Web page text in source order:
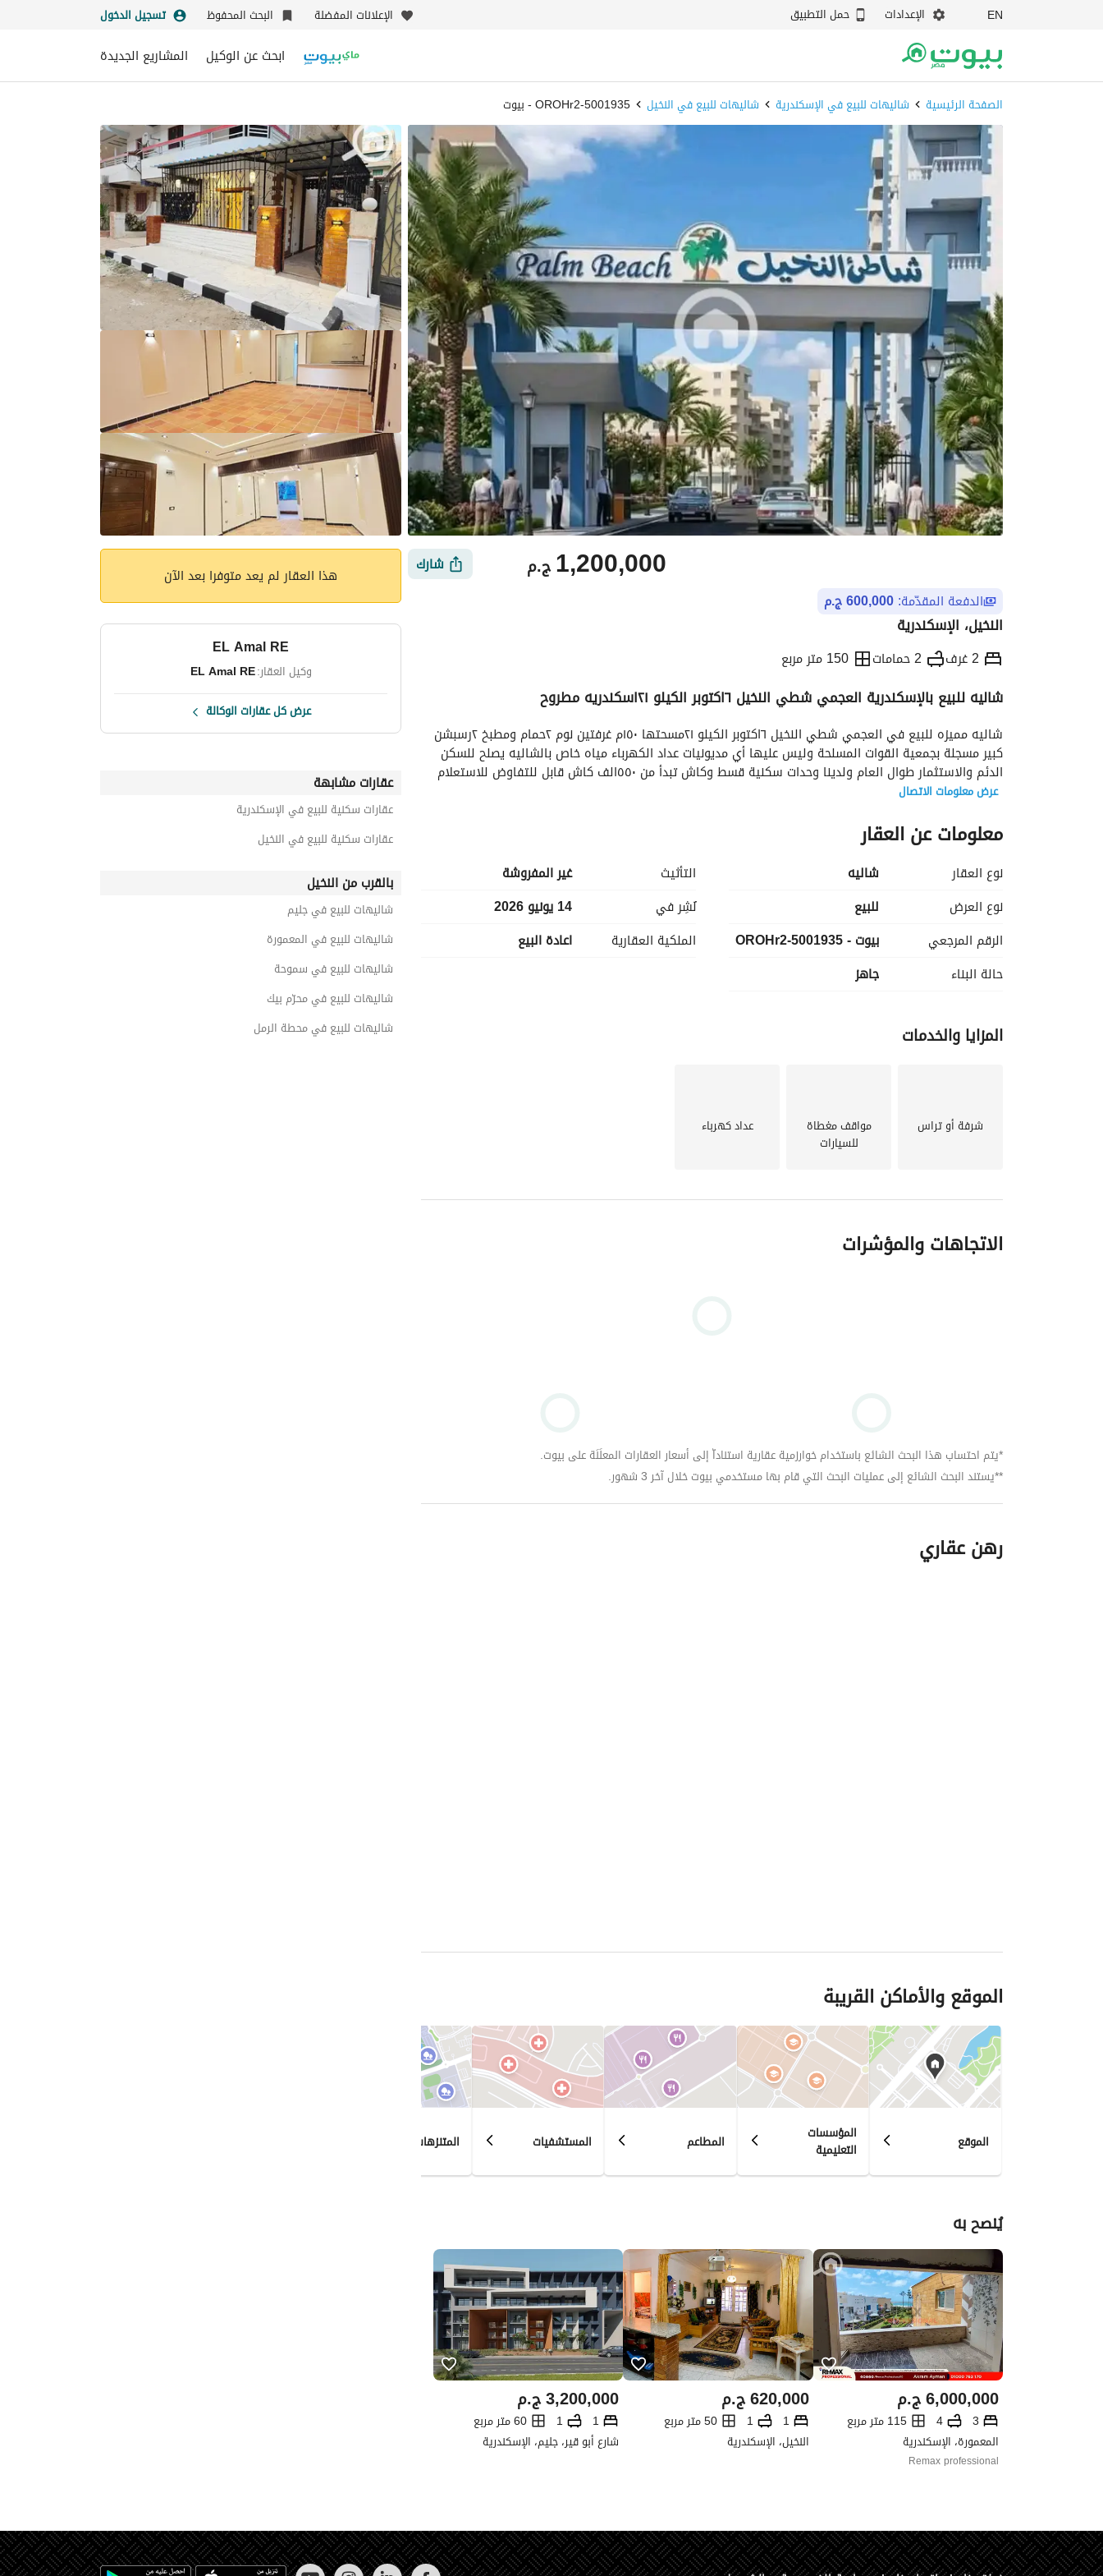
EN الإعدادات حمل التطبيق الإعلانات المفضلة البحث المحفوظ تسجيل الدخول
ابحث عن الوكيل المشاريع الجديدة
الصفحة الرئيسية شاليهات للبيع في الإسكندرية شاليهات للبيع في النخيل 5001935-OROHr2 - بيوت
ج.م1,200,000 شارك
الدفعة المقدّمة: 600,000 ج.م
النخيل، الإسكندرية
2 غرف 2 حمامات 150 متر مربع
الاتجاهات والمؤشرات
شاليه للبيع بالإسكندرية العجمي شطي النخيل ٦اكتوبر الكيلو ٢١اسكندريه مطروح
الدئم والاستثمار طوال العام ولدينا وحدات سكنية قسط وكاش تبدأ من ٥٥٠الف كاش قابل للتفاوض للاستعلام
عرض معلومات الاتصال
معلومات عن العقار
نوع العقار
شاليه
نوع العرض
للبيع
الرقم المرجعي
بيوت - 5001935-OROHr2
حالة البناء
جاهز
التأثيث
غير المفروشة
نُشِر في
14 يونيو 2026
الملكية العقارية
اعادة البيع
المزايا والخدمات
شرفة أو تراس مواقف مغطاة
للسيارات
عداد كهرباء
الاتجاهات والمؤشرات
*يتم احتساب هذا البحث الشائع باستخدام خوارزمية عقارية استناداّ إلى أسعار العقارات المعلَنَة على بيوت.
**يستند البحث الشائع إلى عمليات البحث التي قام بها مستخدمي بيوت خلال آخر 3 شهور.
رهن عقاري
الموقع والأماكن القريبة
الموقع المؤسسات
التعليمية المطاعم المستشفيات المتنزهات
يُنصح به
ج.م6,000,000
3
4
115 متر مربع
المعمورة، الإسكندرية
Remax professional
ج.م620,000
1
1
50 متر مربع
النخيل، الإسكندرية
ج.م3,200,000
1
1
60 متر مربع
شارع أبو قير، جليم، الإسكندرية
هذا العقار لم يعد متوفرا بعد الآن
EL Amal RE
وكيل العقار:EL Amal RE
عرض كل عقارات الوكالة
عقارات مشابهة
عقارات سكنية للبيع في الإسكندرية
عقارات سكنية للبيع في النخيل
بالقرب من النخيل
شاليهات للبيع في جليم
شاليهات للبيع في المعمورة
شاليهات للبيع في سموحة
شاليهات للبيع في محرّم بيك
شاليهات للبيع في محطة الرمل